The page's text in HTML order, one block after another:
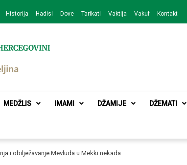
Historija Hadisi Dove Tarikati Vaktija Vakuf Kontakt
Bijeljina
MEDŽLIS IMAMI DŽAMIJE DŽEMATI
i obilježavanje Mevluda u Mekki nekada